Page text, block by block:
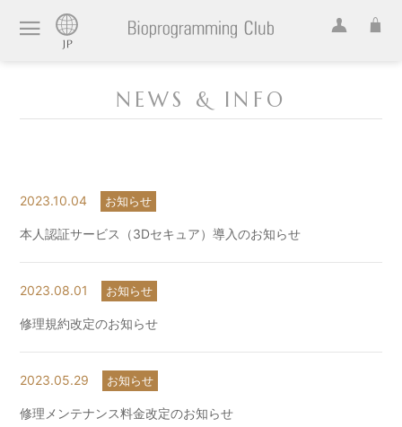
NEWS & INFO
2023.10.04 お知らせ
本人認証サービス（3Dセキュア）導入のお知らせ
2023.08.01 お知らせ
修理規約改定のお知らせ
2023.05.29 お知らせ
修理メンテナンス料金改定のお知らせ